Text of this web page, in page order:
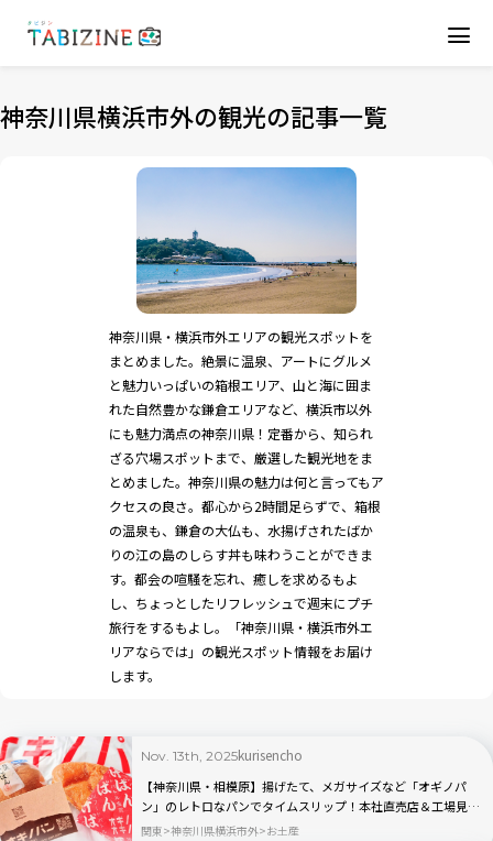
神奈川県横浜市外の観光の記事一覧
神奈川県・横浜市外エリアの観光スポットを
まとめました。絶景に温泉、アートにグルメ
と魅力いっぱいの箱根エリア、山と海に囲ま
れた自然豊かな鎌倉エリアなど、横浜市以外
にも魅力満点の神奈川県！定番から、知られ
ざる穴場スポットまで、厳選した観光地をま
とめました。神奈川県の魅力は何と言ってもア
クセスの良さ。都心から2時間足らずで、箱根
の温泉も、鎌倉の大仏も、水揚げされたばか
りの江の島のしらす丼も味わうことができま
す。都会の喧騒を忘れ、癒しを求めるもよ
し、ちょっとしたリフレッシュで週末にプチ
旅行をするもよし。「神奈川県・横浜市外エ
リアならでは」の観光スポット情報をお届け
します。
Nov. 13th, 2025kurisencho
【神奈川県・相模原】揚げたて、メガサイズなど「オギノパ
ン」のレトロなパンでタイムスリップ！本社直売店＆工場見学
へ行ってみた！
関東 神奈川県横浜市外 お土産